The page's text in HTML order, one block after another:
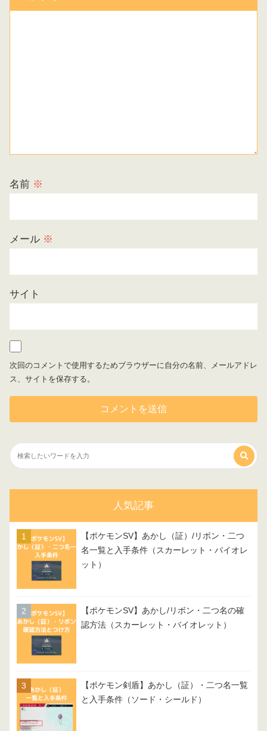
名前 ※
メール ※
サイト
次回のコメントで使用するためブラウザーに自分の名前、メールアドレ
ス、サイトを保存する。
人気記事
【ポケモンSV】あかし（証）/リボン・二つ
名一覧と入手条件（スカーレット・バイオレ
ット）
【ポケモンSV】あかし/リボン・二つ名の確
認方法（スカーレット・バイオレット）
【ポケモン剣盾】あかし（証）・二つ名一覧
と入手条件（ソード・シールド）